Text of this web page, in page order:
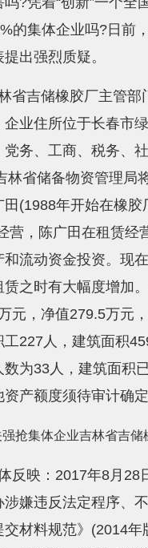
的集体企业吗?日前
出强烈质疑。
省吉储橡胶厂主管部
业住所位于长春市
务、工商、税务、
林省储备物资管理局
田(1988年开始在橡胶
营，陈广田在租赁经
流动资金投资。现
之时有大幅度增加
元，净值279.5万元
工227人，建筑面积
为33人，建筑面积
产额度须待审计确定
抢集体企业吉林省吉储
反映：2017年8月28
嫌违反法定程序、
材料规范》(2014年